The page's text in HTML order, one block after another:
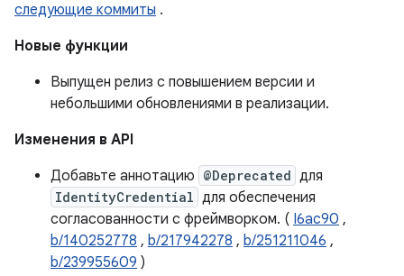
следующие коммиты .
Новые функции
Выпущен релиз с повышением версии и
небольшими обновлениями в реализации.
Изменения в API
Добавьте аннотацию @Deprecated для
IdentityCredential для обеспечения
согласованности с фреймворком. ( I6ac90 ,
b/140252778 , b/217942278 , b/251211046 ,
b/239955609 )